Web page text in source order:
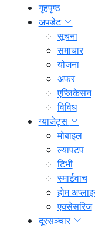
गृहपृष्ठ
अपडेट
सूचना
समाचार
योजना
अफर
एप्लिकेसन
विविध
ग्याजेट्स
मोबाइल
ल्यापटप
टिभी
स्मार्टवाच
होम
एक्सेसरिज
दूरसञ्चार